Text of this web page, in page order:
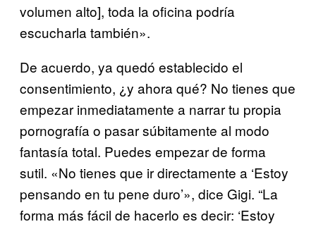
volumen alto], toda la oficina podría
escucharla también».
De acuerdo, ya quedó establecido el
consentimiento, ¿y ahora qué? No tienes que
empezar inmediatamente a narrar tu propia
pornografía o pasar súbitamente al modo
fantasía total. Puedes empezar de forma
sutil. «No tienes que ir directamente a ‘Estoy
pensando en tu pene duro’», dice Gigi. “La
forma más fácil de hacerlo es decir: ‘Estoy